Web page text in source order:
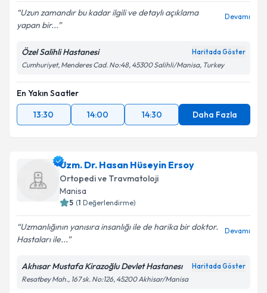
Uzun zamandır bu kadar ilgili ve detaylı açıklama
yapan bir...
Devamı
Özel Salihli Hastanesi Haritada Göster
Cumhuriyet, Menderes Cad. No:48, 45300 Salihli/Manisa, Turkey
En Yakın Saatler
13:30
14:00 14:30 Daha Fazla
Uzm. Dr. Hasan Hüseyin Ersoy
Ortopedi ve Travmatoloji
Manisa
5 (1 Değerlendirme)
Uzmanlığının yanısıra insanlığı ile de harika bir doktor.
Hastaları ile...
Devamı
Akhısar Mustafa Kirazoğlu Devlet Hastanesı Haritada Göster
Resatbey Mah., 167 sk. No:126, 45200 Akhisar/Manisa